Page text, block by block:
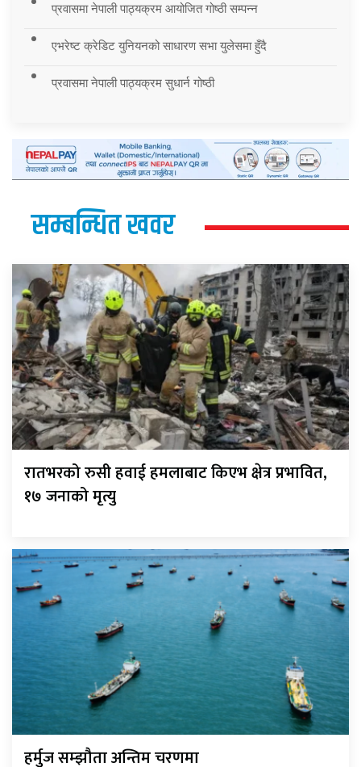
प्रवासमा नेपाली पाठ्यक्रम आयोजित गोष्ठी सम्पन्न
एभरेष्ट क्रेडिट युनियनको साधारण सभा युलेसमा हुँदै
प्रवासमा नेपाली पाठ्यक्रम सुधार्न गोष्ठी
सम्बन्धित खवर
रातभरको रुसी हवाई हमलाबाट किएभ क्षेत्र प्रभावित,
१७ जनाको मृत्यु
हर्मुज सम्झौता अन्तिम चरणमा